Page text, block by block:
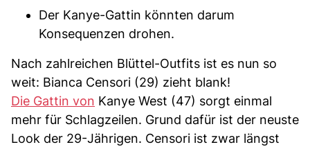
Der Kanye-Gattin könnten darum
Konsequenzen drohen.
Nach zahlreichen Blüttel-Outfits ist es nun so
weit: Bianca Censori (29) zieht blank!
Die Gattin von Kanye West (47) sorgt einmal
mehr für Schlagzeilen. Grund dafür ist der neuste
Look der 29-Jährigen. Censori ist zwar längst